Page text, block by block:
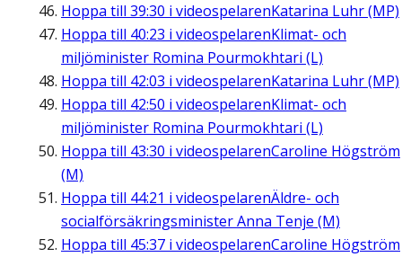
Hoppa till 39:30 i videospelarenKatarina Luhr (MP)
Hoppa till 40:23 i videospelarenKlimat- och
miljöminister Romina Pourmokhtari (L)
Hoppa till 42:03 i videospelarenKatarina Luhr (MP)
Hoppa till 42:50 i videospelarenKlimat- och
miljöminister Romina Pourmokhtari (L)
Hoppa till 43:30 i videospelarenCaroline Högström
(M)
Hoppa till 44:21 i videospelarenÄldre- och
socialförsäkringsminister Anna Tenje (M)
Hoppa till 45:37 i videospelarenCaroline Högström